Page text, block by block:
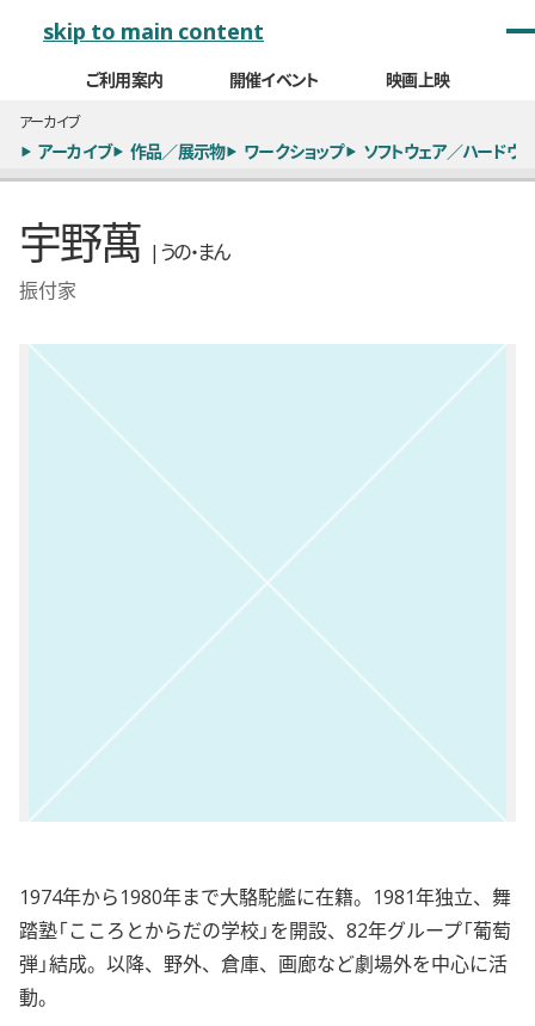
skip to main content
ご利用案内 開催イベント 映画上映
アーカイブ
アーカイブ 作品／展示物 ワークショップ ソフトウェア／ハードウ
宇野萬 | うの・まん
振付家
1974年から1980年まで大駱駝艦に在籍。1981年独立、舞
踏塾「こころとからだの学校」を開設、82年グループ「葡萄
弾」結成。以降、野外、倉庫、画廊など劇場外を中心に活
動。